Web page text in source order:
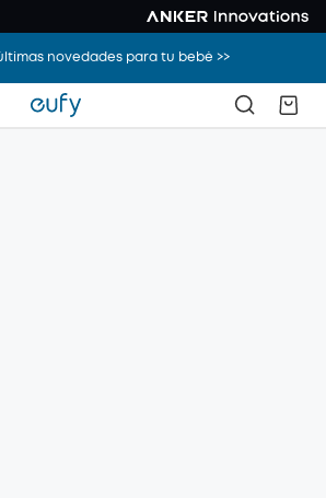
novedades para tu bebé >>